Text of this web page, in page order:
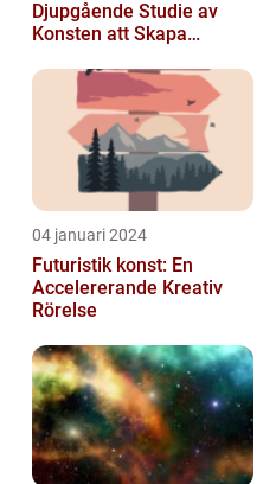
Djupgående Studie av
Konsten att Skapa
04 januari 2024
Futuristik konst: En
Accelererande Kreativ
Rörelse